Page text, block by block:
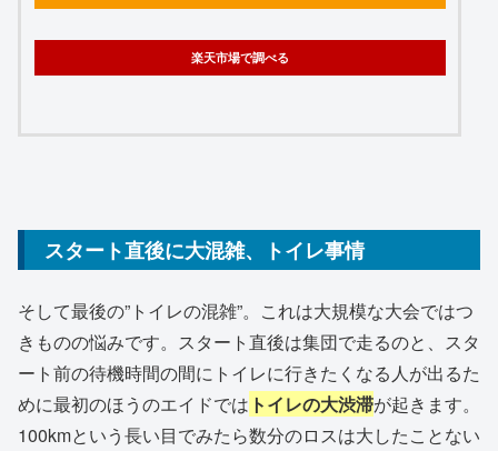
楽天市場で調べる
スタート直後に大混雑、トイレ事情
そして最後の”トイレの混雑”。これは大規模な大会ではつ
きものの悩みです。スタート直後は集団で走るのと、スタ
ート前の待機時間の間にトイレに行きたくなる人が出るた
めに最初のほうのエイドでは トイレの大渋滞が起きます。
100kmという長い目でみたら数分のロスは大したことない